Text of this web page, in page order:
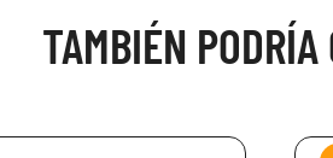
TAMBIÉN PODRÍA